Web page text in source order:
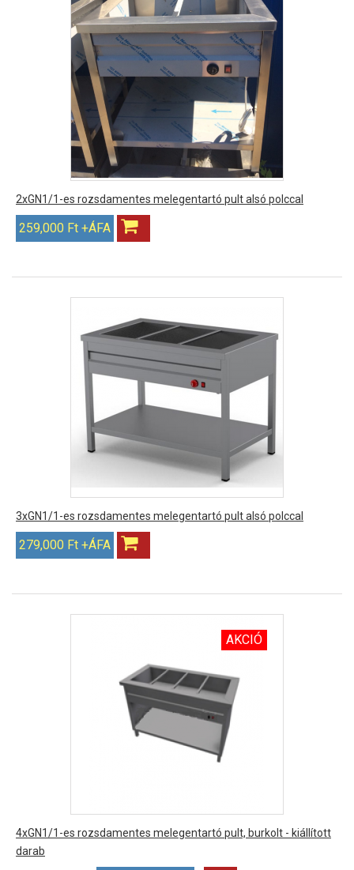
2xGN1/1-es rozsdamentes melegentartó pult alsó polccal
259,000 Ft +ÁFA
3xGN1/1-es rozsdamentes melegentartó pult alsó polccal
279,000 Ft +ÁFA
AKCIÓ
4xGN1/1-es rozsdamentes melegentartó pult, burkolt - kiállított
darab